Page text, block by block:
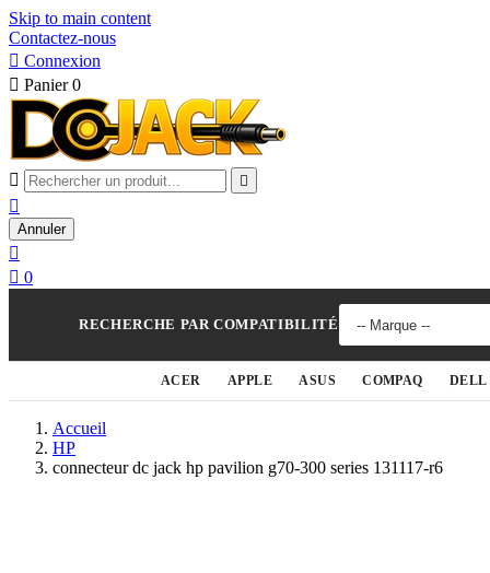
Skip to main content
Contactez-nous
 Connexion
 Panier 0
 

Annuler

 0
RECHERCHE PAR COMPATIBILITÉ
ACER APPLE ASUS COMPAQ DELL
Accueil
HP
connecteur dc jack hp pavilion g70-300 series 131117-r6